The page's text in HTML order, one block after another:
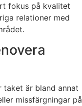
fokus på kvalitet
relationer med
taket är bland annat
missfärgningar på